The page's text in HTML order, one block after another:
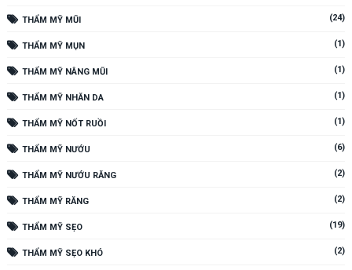
THẨM MỸ MŨI (24)
THẨM MỸ MỤN (1)
THẨM MỸ NÂNG MŨI (1)
THẨM MỸ NHĂN DA (1)
THẨM MỸ NỐT RUỒI (1)
THẨM MỸ NƯỚU (6)
THẨM MỸ NƯỚU RĂNG (2)
THẨM MỸ RĂNG (2)
THẨM MỸ SẸO (19)
THẨM MỸ SẸO KHÓ (2)